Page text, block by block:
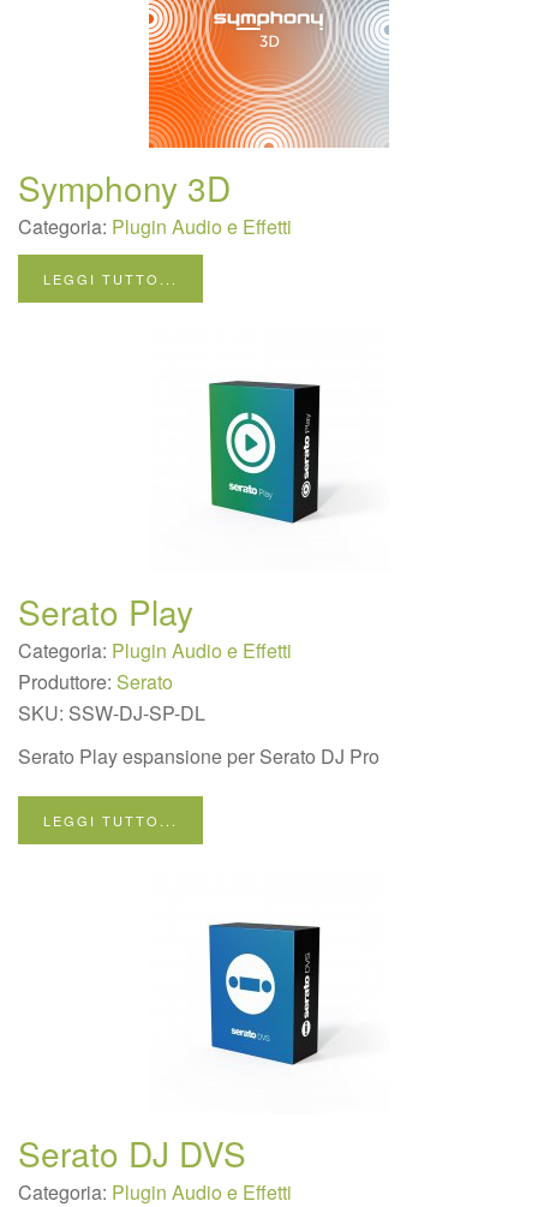
Symphony 3D
Categoria: Plugin Audio e Effetti
LEGGI TUTTO...
Serato Play
Categoria: Plugin Audio e Effetti
Produttore: Serato
SKU: SSW-DJ-SP-DL
Serato Play espansione per Serato DJ Pro
LEGGI TUTTO...
Serato DJ DVS
Categoria: Plugin Audio e Effetti